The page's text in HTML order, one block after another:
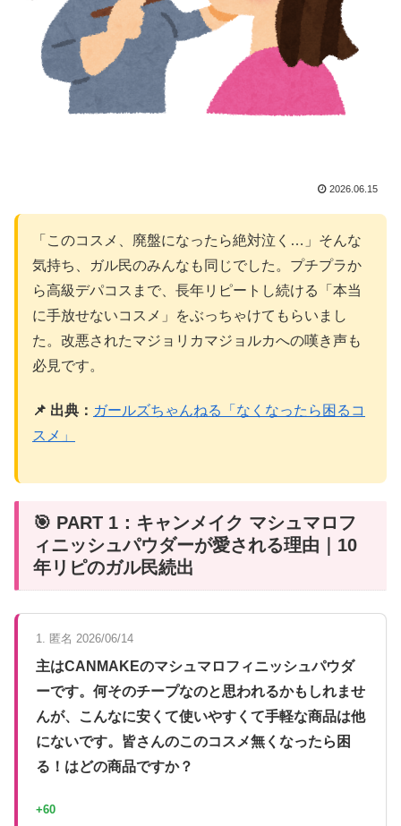
2026.06.15
「このコスメ、廃盤になったら絶対泣く…」そんな
気持ち、ガル民のみんなも同じでした。プチプラか
ら高級デパコスまで、長年リピートし続ける「本当
に手放せないコスメ」をぶっちゃけてもらいまし
た。改悪されたマジョリカマジョルカへの嘆き声も
必見です。
📌 出典： ガールズちゃんねる「なくなったら困るコ
スメ」
🎯 PART 1：キャンメイク マシュマロフ
ィニッシュパウダーが愛される理由｜10
年リピのガル民続出
1. 匿名 2026/06/14
主はCANMAKEのマシュマロフィニッシュパウダ
ーです。何そのチープなのと思われるかもしれませ
んが、こんなに安くて使いやすくて手軽な商品は他
にないです。皆さんのこのコスメ無くなったら困
る！はどの商品ですか？
+60